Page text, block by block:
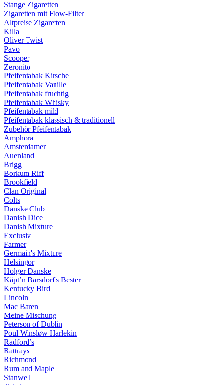
Stange Zigaretten
Zigaretten mit Flow-Filter
Altpreise Zigaretten
Killa
Oliver Twist
Pavo
Scooper
Zeronito
Pfeifentabak Kirsche
Pfeifentabak Vanille
Pfeifentabak fruchtig
Pfeifentabak Whisky
Pfeifentabak mild
Pfeifentabak klassisch & traditionell
Zubehör Pfeifentabak
Amphora
Amsterdamer
Auenland
Brigg
Borkum Riff
Brookfield
Clan Original
Colts
Danske Club
Danish Dice
Danish Mixture
Exclusiv
Farmer
Germain's Mixture
Helsingor
Holger Danske
Käpt’n Barsdorf's Bester
Kentucky Bird
Lincoln
Mac Baren
Meine Mischung
Peterson of Dublin
Poul Winsløw Harlekin
Radford’s
Rattrays
Richmond
Rum and Maple
Stanwell